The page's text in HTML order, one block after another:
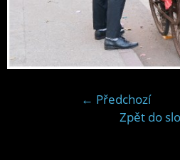
← Předchozí
Zpět do